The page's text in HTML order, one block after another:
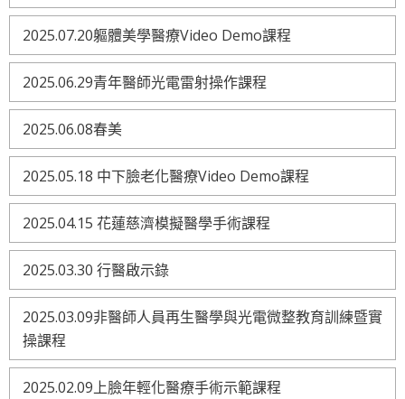
2025.07.20軀體美學醫療Video Demo課程
2025.06.29青年醫師光電雷射操作課程
2025.06.08春美
2025.05.18 中下臉老化醫療Video Demo課程
2025.04.15 花蓮慈濟模擬醫學手術課程
2025.03.30 行醫啟示錄
2025.03.09非醫師人員再生醫學與光電微整教育訓練暨實
操課程
2025.02.09上臉年輕化醫療手術示範課程